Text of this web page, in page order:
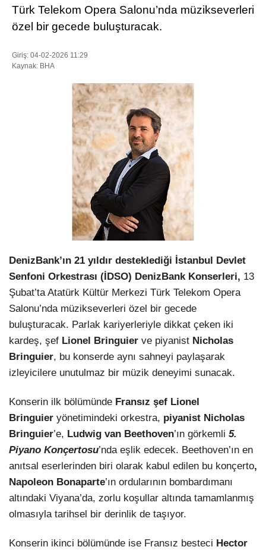
Facebook
Instagram
Youtube
Pinterest
Dribbble
LinkedIn
Türk Telekom Opera Salonu’nda müzikseverleri
özel bir gecede buluşturacak.
Giriş: 04-02-2026 11:29
Kaynak: BHA
DenizBank’ın 21 yıldır desteklediği İstanbul Devlet
Senfoni Orkestrası (İDSO) DenizBank Konserleri, 13
Şubat’ta Atatürk Kültür Merkezi Türk Telekom Opera
Salonu’nda müzikseverleri özel bir gecede
buluşturacak. Parlak kariyerleriyle dikkat çeken iki
kardeş, şef Lionel Bringuier ve piyanist Nicholas
Bringuier, bu konserde aynı sahneyi paylaşarak
izleyicilere unutulmaz bir müzik deneyimi sunacak.
Konserin ilk bölümünde Fransız şef Lionel
Bringuier yönetimindeki orkestra, piyanist Nicholas
Bringuier’e, Ludwig van Beethoven’ın görkemli 5.
Piyano Konçertosu’nda eşlik edecek. Beethoven’ın en
anıtsal eserlerinden biri olarak kabul edilen bu konçerto,
Napoleon Bonaparte’ın ordularının bombardımanı
altındaki Viyana’da, zorlu koşullar altında tamamlanmış
olmasıyla tarihsel bir derinlik de taşıyor.
Konserin ikinci bölümünde ise Fransız besteci Hector